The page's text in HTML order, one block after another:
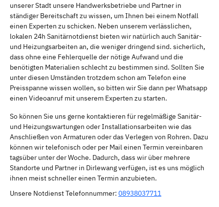
unserer Stadt unsere Handwerksbetriebe und Partner in
ständiger Bereitschaft zu wissen, um Ihnen bei einem Notfall
einen Experten zu schicken. Neben unserem verlässlichen,
lokalen 24h Sanitärnotdienst bieten wir natürlich auch Sanitär-
und Heizungsarbeiten an, die weniger dringend sind. sicherlich,
dass ohne eine Fehlerquelle der nötige Aufwand und die
benötigten Materialien schlecht zu bestimmen sind. Sollten Sie
unter diesen Umständen trotzdem schon am Telefon eine
Preisspanne wissen wollen, so bitten wir Sie dann per Whatsapp
einen Videoanruf mit unserem Experten zu starten.
So können Sie uns gerne kontaktieren für regelmäßige Sanitär-
und Heizungswartungen oder Installationsarbeiten wie das
Anschließen von Armaturen oder das Verlegen von Rohren. Dazu
können wir telefonisch oder per Mail einen Termin vereinbaren
tagsüber unter der Woche. Dadurch, dass wir über mehrere
Standorte und Partner in Dirlewang verfügen, ist es uns möglich
ihnen meist schneller einen Termin anzubieten.
Unsere Notdienst Telefonnummer: 08938037711